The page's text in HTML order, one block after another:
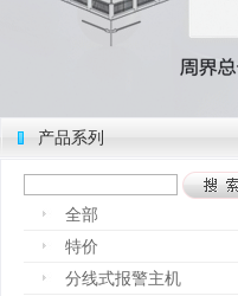
产品系列
全部
特价
分线式报警主机